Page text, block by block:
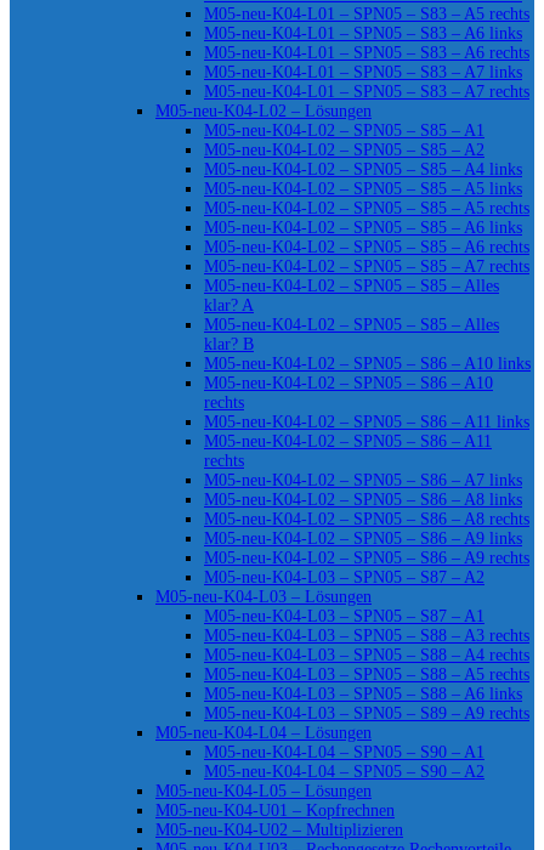
M05-neu-K04-L01 – SPN05 – S83 – A5 rechts
M05-neu-K04-L01 – SPN05 – S83 – A6 links
M05-neu-K04-L01 – SPN05 – S83 – A6 rechts
M05-neu-K04-L01 – SPN05 – S83 – A7 links
M05-neu-K04-L01 – SPN05 – S83 – A7 rechts
M05-neu-K04-L02 – Lösungen
M05-neu-K04-L02 – SPN05 – S85 – A1
M05-neu-K04-L02 – SPN05 – S85 – A2
M05-neu-K04-L02 – SPN05 – S85 – A4 links
M05-neu-K04-L02 – SPN05 – S85 – A5 links
M05-neu-K04-L02 – SPN05 – S85 – A5 rechts
M05-neu-K04-L02 – SPN05 – S85 – A6 links
M05-neu-K04-L02 – SPN05 – S85 – A6 rechts
M05-neu-K04-L02 – SPN05 – S85 – A7 rechts
M05-neu-K04-L02 – SPN05 – S85 – Alles
klar? A
M05-neu-K04-L02 – SPN05 – S85 – Alles
klar? B
M05-neu-K04-L02 – SPN05 – S86 – A10 links
M05-neu-K04-L02 – SPN05 – S86 – A10
rechts
M05-neu-K04-L02 – SPN05 – S86 – A11 links
M05-neu-K04-L02 – SPN05 – S86 – A11
rechts
M05-neu-K04-L02 – SPN05 – S86 – A7 links
M05-neu-K04-L02 – SPN05 – S86 – A8 links
M05-neu-K04-L02 – SPN05 – S86 – A8 rechts
M05-neu-K04-L02 – SPN05 – S86 – A9 links
M05-neu-K04-L02 – SPN05 – S86 – A9 rechts
M05-neu-K04-L03 – SPN05 – S87 – A2
M05-neu-K04-L03 – Lösungen
M05-neu-K04-L03 – SPN05 – S87 – A1
M05-neu-K04-L03 – SPN05 – S88 – A3 rechts
M05-neu-K04-L03 – SPN05 – S88 – A4 rechts
M05-neu-K04-L03 – SPN05 – S88 – A5 rechts
M05-neu-K04-L03 – SPN05 – S88 – A6 links
M05-neu-K04-L03 – SPN05 – S89 – A9 rechts
M05-neu-K04-L04 – Lösungen
M05-neu-K04-L04 – SPN05 – S90 – A1
M05-neu-K04-L04 – SPN05 – S90 – A2
M05-neu-K04-L05 – Lösungen
M05-neu-K04-U01 – Kopfrechnen
M05-neu-K04-U02 – Multiplizieren